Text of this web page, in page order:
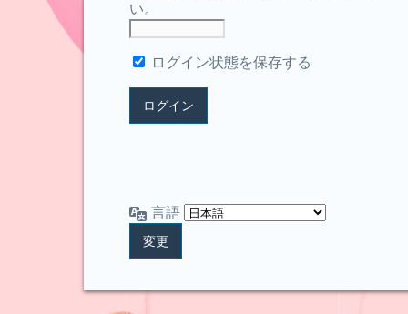
い。
ログイン状態を保存する
言語